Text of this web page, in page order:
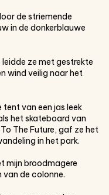
de striemende
in de donkerblauwe
ze met gestrekte
wind veilig naar het
van een jas leek
het skateboard van
The Future, gaf ze het
in het park.
mijn broodmagere
de colonne.